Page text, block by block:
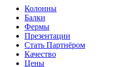
Колонны
Балки
Фермы
Презентации
Стать Партнёром
Качество
Цены